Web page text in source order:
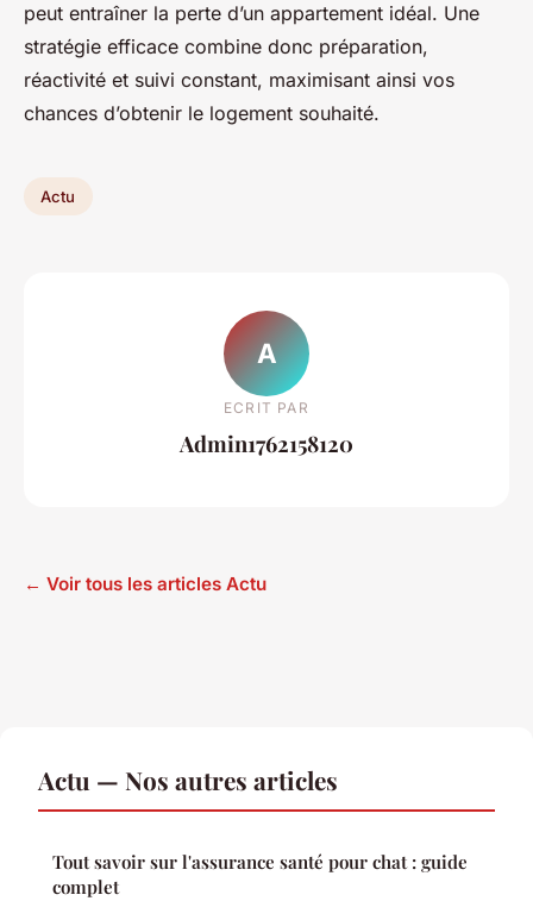
peut entraîner la perte d’un appartement idéal. Une
stratégie efficace combine donc préparation,
réactivité et suivi constant, maximisant ainsi vos
chances d’obtenir le logement souhaité.
Actu
A
ECRIT PAR
Admin1762158120
← Voir tous les articles Actu
Actu — Nos autres articles
Tout savoir sur l'assurance santé pour chat : guide
complet